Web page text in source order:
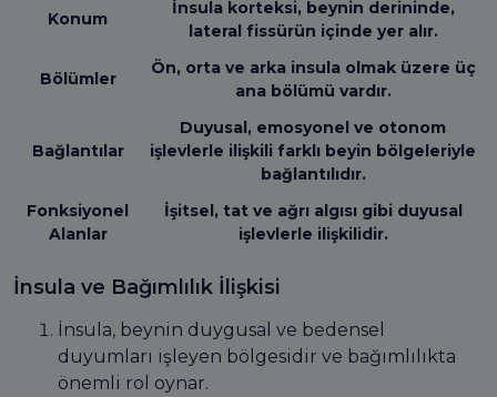
Konum
İnsula korteksi, beynin derininde,
lateral fissürün içinde yer alır.
Bölümler
Ön, orta ve arka insula olmak üzere üç
ana bölümü vardır.
Bağlantılar
Duyusal, emosyonel ve otonom
işlevlerle ilişkili farklı beyin bölgeleriyle
bağlantılıdır.
Fonksiyonel
Alanlar
İşitsel, tat ve ağrı algısı gibi duyusal
işlevlerle ilişkilidir.
İnsula ve Bağımlılık İlişkisi
İnsula, beynin duygusal ve bedensel
duyumları işleyen bölgesidir ve bağımlılıkta
önemli rol oynar.